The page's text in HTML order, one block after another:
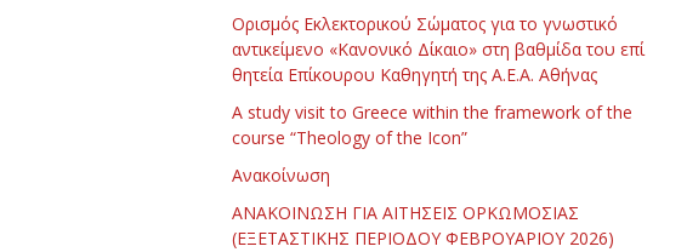
Ορισμός Εκλεκτορικού Σώματος για το γνωστικό
αντικείμενο «Κανονικό Δίκαιο» στη βαθμίδα του επί
θητεία Επίκουρου Καθηγητή της Α.Ε.Α. Αθήνας
Α study visit to Greece within the framework of the
course “Theology of the Icon”
Ανακοίνωση
ΑΝΑΚΟΙΝΩΣΗ ΓΙΑ ΑΙΤΗΣΕΙΣ ΟΡΚΩΜΟΣΙΑΣ
(ΕΞΕΤΑΣΤΙΚΗΣ ΠΕΡΙΟΔΟΥ ΦΕΒΡΟΥΑΡΙΟΥ 2026)